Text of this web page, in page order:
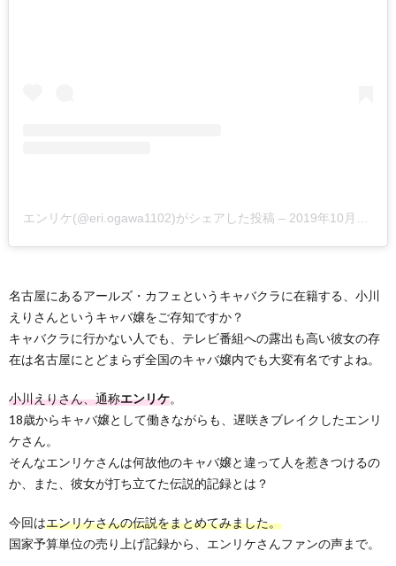
エンリケ(@eri.ogawa1102)がシェアした投稿 – 2019年10月月16日午前12時00分PDT
名古屋にあるアールズ・カフェというキャバクラに在籍する、小川
えりさんというキャバ嬢をご存知ですか？
キャバクラに行かない人でも、テレビ番組への露出も高い彼女の存
在は名古屋にとどまらず全国のキャバ嬢内でも大変有名ですよね。
小川えりさん、通称エンリケ。
18歳からキャバ嬢として働きながらも、遅咲きブレイクしたエンリ
ケさん。
そんなエンリケさんは何故他のキャバ嬢と違って人を惹きつけるの
か、また、彼女が打ち立てた伝説的記録とは？
今回はエンリケさんの伝説をまとめてみました。
国家予算単位の売り上げ記録から、エンリケさんファンの声まで。